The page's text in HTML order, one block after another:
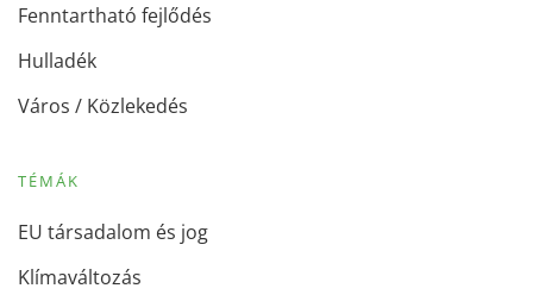
Fenntartható fejlődés
Hulladék
Város / Közlekedés
TÉMÁK
EU társadalom és jog
Klímaváltozás